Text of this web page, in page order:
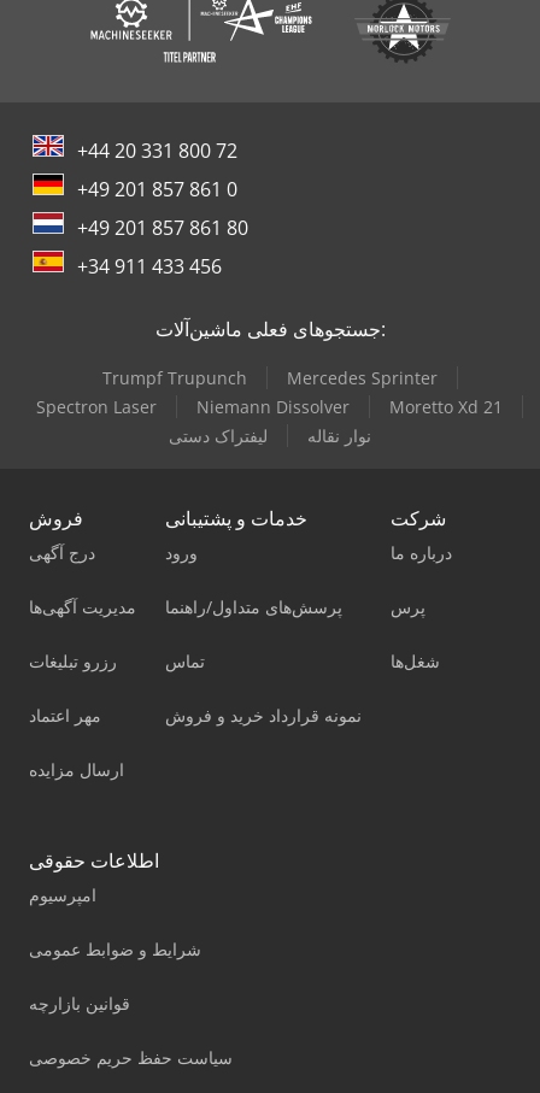
+44 20 331 800 72
+49 201 857 861 0
+49 201 857 861 80
+34 911 433 456
جستجوهای فعلی ماشین‌آلات:
Trumpf Trupunch
Mercedes Sprinter
Spectron Laser
Niemann Dissolver
Moretto Xd 21
لیفتراک دستی
نوار نقاله
فروش
درج آگهی
مدیریت آگهی‌ها
رزرو تبلیغات
مهر اعتماد
ارسال مزایده
خدمات و پشتیبانی
ورود
پرسش‌های متداول/راهنما
تماس
نمونه قرارداد خرید و فروش
شرکت
درباره ما
پرس
شغل‌ها
اطلاعات حقوقی
امپرسیوم
شرایط و ضوابط عمومی
قوانین بازارچه
سیاست حفظ حریم خصوصی